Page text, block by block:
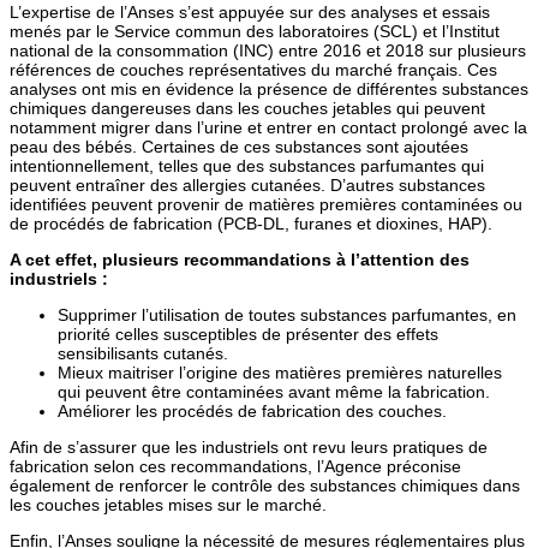
L’expertise de l’Anses s’est appuyée sur des analyses et essais
menés par le Service commun des laboratoires (SCL) et l’Institut
national de la consommation (INC) entre 2016 et 2018 sur plusieurs
références de couches représentatives du marché français. Ces
analyses ont mis en évidence la présence de différentes substances
chimiques dangereuses dans les couches jetables qui peuvent
notamment migrer dans l’urine et entrer en contact prolongé avec la
peau des bébés. Certaines de ces substances sont ajoutées
intentionnellement, telles que des substances parfumantes qui
peuvent entraîner des allergies cutanées. D’autres substances
identifiées peuvent provenir de matières premières contaminées ou
de procédés de fabrication (PCB-DL, furanes et dioxines, HAP).
A cet effet, plusieurs recommandations à l’attention des
industriels :
Supprimer l’utilisation de toutes substances parfumantes, en
priorité celles susceptibles de présenter des effets
sensibilisants cutanés.
Mieux maitriser l’origine des matières premières naturelles
qui peuvent être contaminées avant même la fabrication.
Améliorer les procédés de fabrication des couches.
Afin de s’assurer que les industriels ont revu leurs pratiques de
fabrication selon ces recommandations, l’Agence préconise
également de renforcer le contrôle des substances chimiques dans
les couches jetables mises sur le marché.
Enfin, l’Anses souligne la nécessité de mesures réglementaires plus